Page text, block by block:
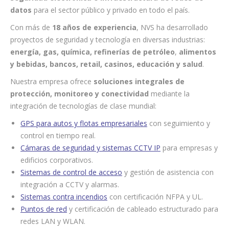
datos para el sector público y privado en todo el país.
Con más de 18 años de experiencia, NVS ha desarrollado
proyectos de seguridad y tecnología en diversas industrias:
energía, gas, química, refinerías de petróleo, alimentos
y bebidas, bancos, retail, casinos, educación y salud.
Nuestra empresa ofrece soluciones integrales de
protección, monitoreo y conectividad mediante la
integración de tecnologías de clase mundial:
GPS para autos y flotas empresariales con seguimiento y
control en tiempo real.
Cámaras de seguridad y sistemas CCTV IP para empresas y
edificios corporativos.
Sistemas de control de acceso y gestión de asistencia con
integración a CCTV y alarmas.
Sistemas contra incendios con certificación NFPA y UL.
Puntos de red y certificación de cableado estructurado para
redes LAN y WLAN.